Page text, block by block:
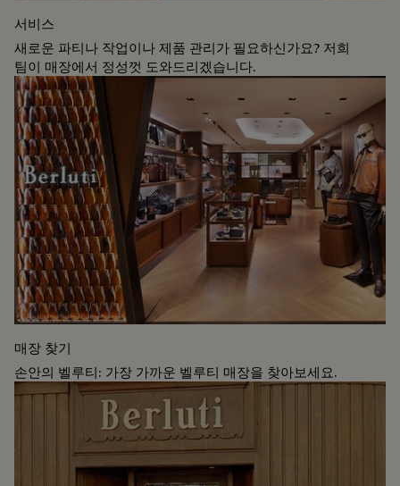
서비스
새로운 파티나 작업이나 제품 관리가 필요하신가요? 저희
팀이 매장에서 정성껏 도와드리겠습니다.
매장 찾기
손안의 벨루티: 가장 가까운 벨루티 매장을 찾아보세요.